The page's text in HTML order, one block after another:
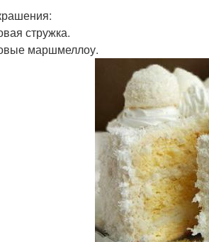
стружка.
маршмеллоу.